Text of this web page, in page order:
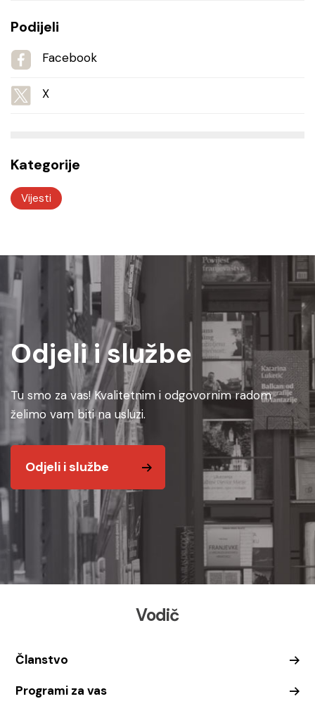
Podijeli
Facebook
X
Kategorije
Vijesti
Odjeli i službe
Tu smo za vas! Kvalitetnim i odgovornim radom
želimo vam biti na usluzi.
Odjeli i službe
Vodič
Članstvo
Programi za vas